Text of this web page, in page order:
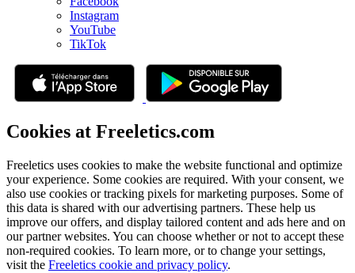
Instagram
YouTube
TikTok
Cookies at Freeletics.com
Freeletics uses cookies to make the website functional and optimize
your experience. Some cookies are required. With your consent, we
also use cookies or tracking pixels for marketing purposes. Some of
this data is shared with our advertising partners. These help us
improve our offers, and display tailored content and ads here and on
our partner websites. You can choose whether or not to accept these
non-required cookies. To learn more, or to change your settings,
visit the Freeletics cookie and privacy policy.